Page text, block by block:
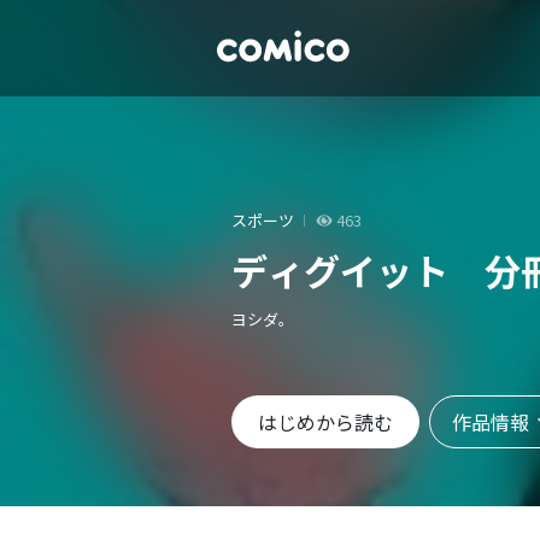
スポーツ 463
ディグイット 分
ヨシダ。
はじめから読む 作品情報